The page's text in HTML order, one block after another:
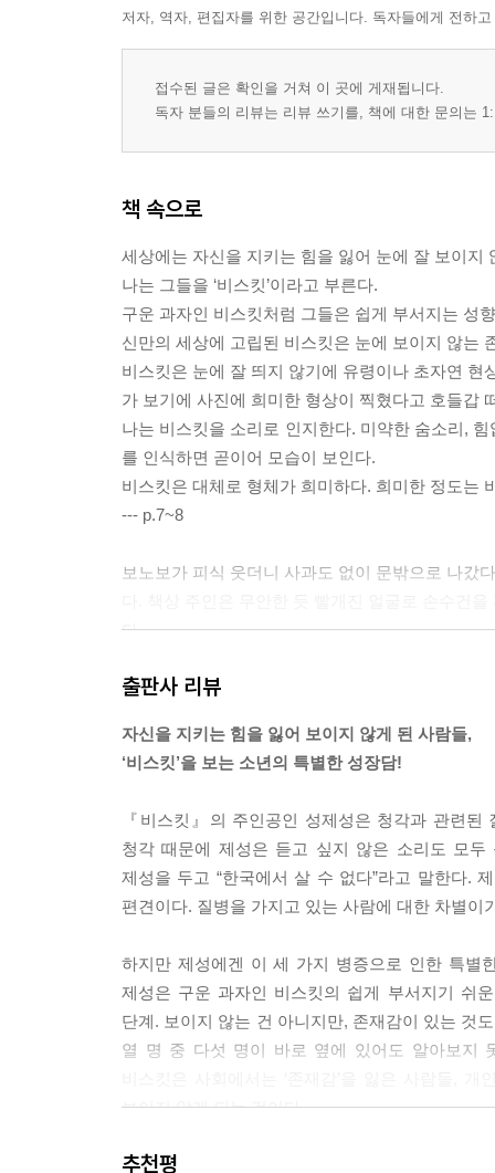
저자, 역자, 편집자를 위한 공간입니다. 독자들에게 전하
접수된 글은 확인을 거쳐 이 곳에 게재됩니다.
독자 분들의 리뷰는 리뷰 쓰기를, 책에 대한 문의는
책 속으로
세상에는 자신을 지키는 힘을 잃어 눈에 잘 보이
나는 그들을 ‘비스킷’이라고 부른다.
구운 과자인 비스킷처럼 그들은 쉽게 부서지는 성
신만의 세상에 고립된 비스킷은 눈에 보이지 않는
비스킷은 눈에 잘 띄지 않기에 유령이나 초자연
가 보기에 사진에 희미한 형상이 찍혔다고 호들갑
나는 비스킷을 소리로 인지한다. 미약한 숨소리,
를 인식하면 곧이어 모습이 보인다.
비스킷은 대체로 형체가 희미하다. 희미한 정도는
--- p.7~8
보노보가 피식 웃더니 사과도 없이 문밖으로 나갔
다.
“비스킷이 있어.”
“누구? 쟤? 쟤가 비스킷이야?”
“응.”
“전혀 모르겠는데. 지금도 우리랑 같은 학교야?”
“고등학교는 달라. 아마 거리가 좀 있는 데로 갔을
덕환이가 의아해하는 것도 이해가 되었다. 중학교
어쩌면 고등학교에서 더 심한 괴롭힘을 겪고 있을
“1단계.”
비스킷은 대부분 1단계에 머문다. 가정, 학교, 사
때문인 것 같다. 학교나 학원에서 따돌림을 당하
그러므로 비스킷 1단계는 아직 꺼지지 않은 자존
출판사 리뷰
자신을 지키는 힘을 잃어 보이지 않게 된 사람들,
‘비스킷’을 보는 소년의 특별한 성장담!
『비스킷』의 주인공인 성제성은 청각과 관련
청각 때문에 제성은 듣고 싶지 않은 소리도 모
제성을 두고 “한국에서 살 수 없다”라고 말한다.
편견이다. 질병을 가지고 있는 사람에 대한 차별이
하지만 제성에겐 이 세 가지 병증으로 인한 특별
제성은 구운 과자인 비스킷의 쉽게 부서지기 쉬
단계. 보이지 않는 건 아니지만, 존재감이 있는 것
열 명 중 다섯 명이 바로 옆에 있어도 알아보지
보이지 않게 되는 것이다.
남들은 문제라고 생각하는 제성의 예민한 청각
추천평